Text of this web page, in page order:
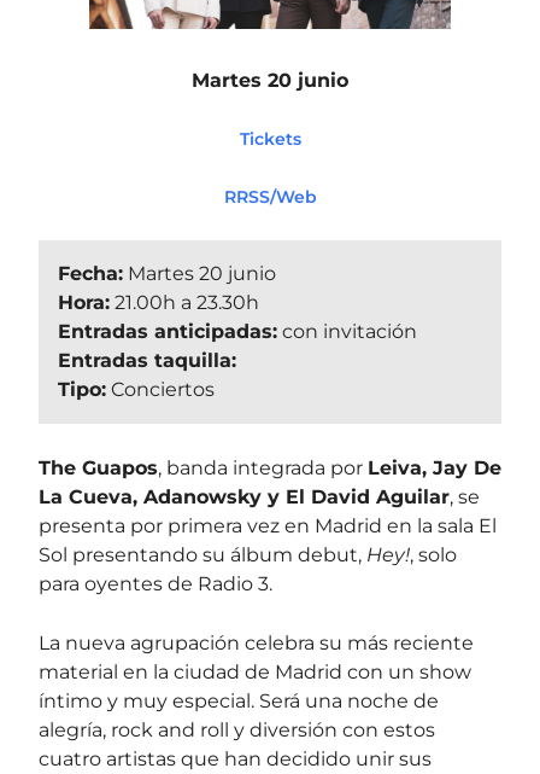
Martes 20 junio
Tickets
RRSS/Web
Fecha: Martes 20 junio
Hora: 21.00h a 23.30h
Entradas anticipadas: con invitación
Entradas taquilla:
Tipo: Conciertos
The Guapos, banda integrada por Leiva, Jay De
La Cueva, Adanowsky y El David Aguilar, se
presenta por primera vez en Madrid en la sala El
Sol presentando su álbum debut, Hey!, solo
para oyentes de Radio 3.
La nueva agrupación celebra su más reciente
material en la ciudad de Madrid con un show
íntimo y muy especial. Será una noche de
alegría, rock and roll y diversión con estos
cuatro artistas que han decidido unir sus